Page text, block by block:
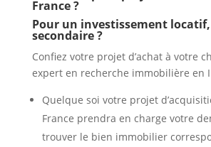
France ?
Pour un investissement
secondaire ?
Confiez votre projet d’achat à votre
expert en recherche immobilière en
Quelque soi votre projet
France prendra en charge votre
trouver le bien immobilier